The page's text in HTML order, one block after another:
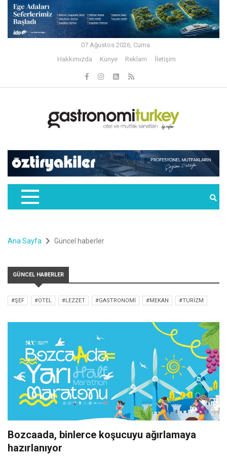
07 Ağustos 2026, Cuma
Hakkımızda
Künye Reklam İletişim
Ana Sayfa Güncel haberler
GÜNCEL HABERLER
#ŞEF #OTEL #LEZZET #GASTRONOMI #MEKAN #TURIZM
Bozcaada, binlerce koşucuyu ağırlamaya
hazırlanıyor